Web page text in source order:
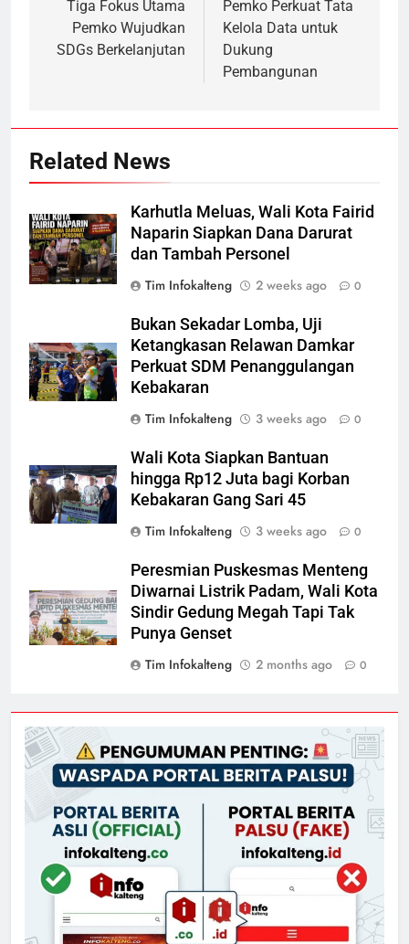
navigation
Tiga Fokus Utama
Pemko Wujudkan
SDGs Berkelanjutan
Pemko Perkuat Tata
Kelola Data untuk
Dukung
Pembangunan
Related News
Karhutla Meluas, Wali Kota Fairid
Naparin Siapkan Dana Darurat
dan Tambah Personel
Tim Infokalteng
2 weeks ago 0
Bukan Sekadar Lomba, Uji
Ketangkasan Relawan Damkar
Perkuat SDM Penanggulangan
Kebakaran
Tim Infokalteng
3 weeks ago 0
Wali Kota Siapkan Bantuan
hingga Rp12 Juta bagi Korban
Kebakaran Gang Sari 45
Tim Infokalteng
3 weeks ago 0
Peresmian Puskesmas Menteng
Diwarnai Listrik Padam, Wali Kota
Sindir Gedung Megah Tapi Tak
Punya Genset
Tim Infokalteng
2 months ago 0